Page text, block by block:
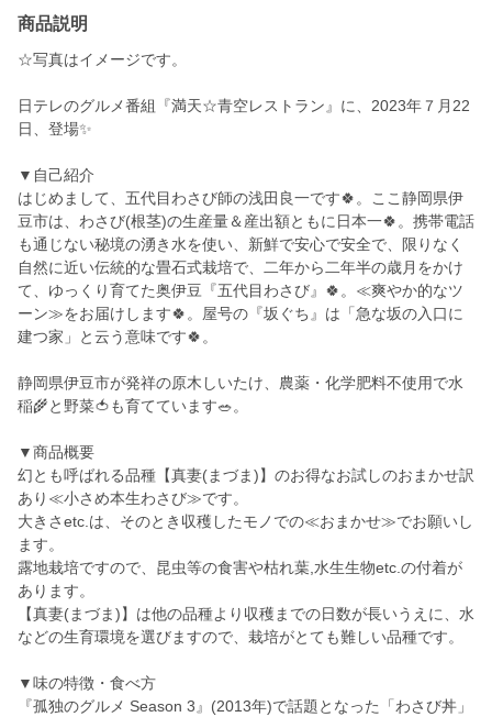
商品説明
☆写真はイメージです。
日テレのグルメ番組『満天☆青空レストラン』に、2023年７月22
日、登場✨
▼自己紹介
はじめまして、五代目わさび師の浅田良一です🍀。ここ静岡県伊
豆市は、わさび(根茎)の生産量＆産出額ともに日本一🍀。携帯電話
も通じない秘境の湧き水を使い、新鮮で安心で安全で、限りなく
自然に近い伝統的な畳石式栽培で、二年から二年半の歳月をかけ
て、ゆっくり育てた奥伊豆『五代目わさび』🍀。≪爽やか的なツ
ーン≫をお届けします🍀。屋号の『坂ぐち』は「急な坂の入口に
建つ家」と云う意味です🍀。
静岡県伊豆市が発祥の原木しいたけ、農薬・化学肥料不使用で水
稲🌾と野菜🍅も育てています🥗。
▼商品概要
幻とも呼ばれる品種【真妻(まづま)】のお得なお試しのおまかせ訳
あり≪小さめ本生わさび≫です。
大きさetc.は、そのとき収穫したモノでの≪おまかせ≫でお願いし
ます。
露地栽培ですので、昆虫等の食害や枯れ葉,水生生物etc.の付着が
あります。
【真妻(まづま)】は他の品種より収穫までの日数が長いうえに、水
などの生育環境を選びますので、栽培がとても難しい品種です。
▼味の特徴・食べ方
『孤独のグルメ Season 3』(2013年)で話題となった「わさび丼」